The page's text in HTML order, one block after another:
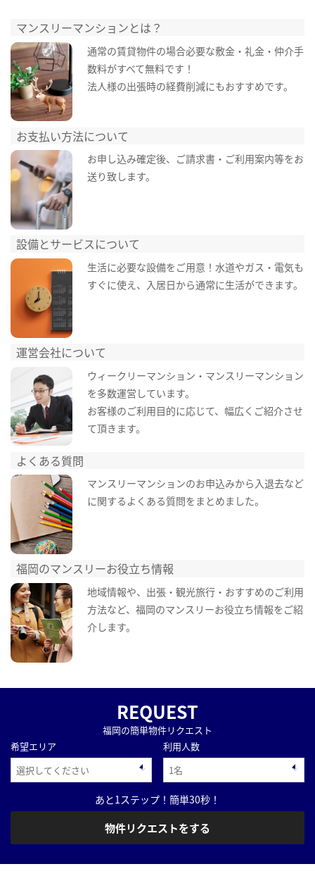
マンスリーマンションとは？
通常の賃貸物件の場合必要な敷金・礼金・仲介手
数料がすべて無料です！
法人様の出張時の経費削減にもおすすめです。
お支払い方法について
お申し込み確定後、ご請求書・ご利用案内等をお
送り致します。
設備とサービスについて
生活に必要な設備をご用意！水道やガス・電気も
すぐに使え、入居日から通常に生活ができます。
運営会社について
ウィークリーマンション・マンスリーマンション
を多数運営しています。
お客様のご利用目的に応じて、幅広くご紹介させ
て頂きます。
よくある質問
マンスリーマンションのお申込みから入退去など
に関するよくある質問をまとめました。
福岡のマンスリーお役立ち情報
地域情報や、出張・観光旅行・おすすめのご利用
方法など、福岡のマンスリーお役立ち情報をご紹
介します。
REQUEST
福岡の簡単物件リクエスト
希望エリア
利用人数
あと1ステップ！簡単30秒！
物件リクエストをする